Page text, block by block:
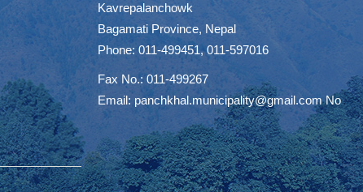
Kavrepalanchowk
Bagamati Province, Nepal
Phone: 011-499451, 011-597016
Fax No.: 011-499267
Email: panchkhal.municipality@gmail.comNo